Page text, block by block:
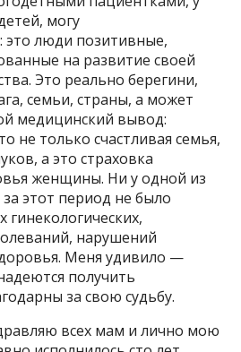
могу
это люди позитивные,
на развитие своей
Это реально берегини,
семьи, страны, а может
медицинский вывод:
не только счастливая семья,
а это страховка
женщины. Ни у одной из
этот период не было
гинекологических,
нарушений
Меня удивило —
получить
за свою судьбу.
всех мам и лично мою